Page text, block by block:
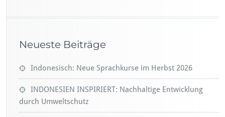
Neueste Beiträge
Indonesisch: Neue Sprachkurse im Herbst 2026
INDONESIEN INSPIRIERT: Nachhaltige Entwicklung
durch Umweltschutz